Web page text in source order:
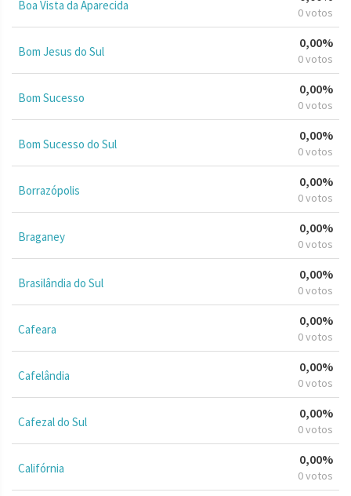
Boa Vista da Aparecida 0 votos
Bom Jesus do Sul
0,00%
0 votos
Bom Sucesso
0,00%
0 votos
Bom Sucesso do Sul
0,00%
0 votos
Borrazópolis
0,00%
0 votos
Braganey
0,00%
0 votos
Brasilândia do Sul
0,00%
0 votos
Cafeara
0,00%
0 votos
Cafelândia
0,00%
0 votos
Cafezal do Sul
0,00%
0 votos
Califórnia
0,00%
0 votos